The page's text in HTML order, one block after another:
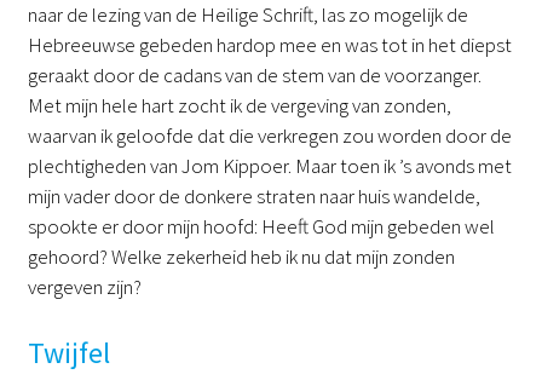
naar de lezing van de Heilige Schrift, las zo mogelijk de
Hebreeuwse gebeden hardop mee en was tot in het diepst
geraakt door de cadans van de stem van de voorzanger.
Met mijn hele hart zocht ik de vergeving van zonden,
waarvan ik geloofde dat die verkregen zou worden door de
plechtigheden van Jom Kippoer. Maar toen ik ’s avonds met
mijn vader door de donkere straten naar huis wandelde,
spookte er door mijn hoofd: Heeft God mijn gebeden wel
gehoord? Welke zekerheid heb ik nu dat mijn zonden
vergeven zijn?
Twijfel